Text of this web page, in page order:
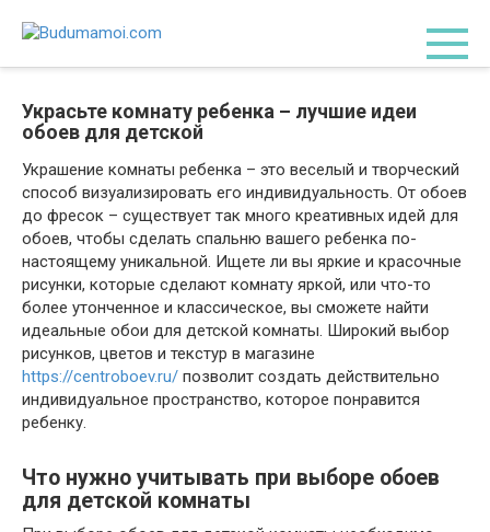
Украсьте комнату ребенка – лучшие идеи
обоев для детской
Украшение комнаты ребенка – это веселый и творческий
способ визуализировать его индивидуальность. От обоев
до фресок – существует так много креативных идей для
обоев, чтобы сделать спальню вашего ребенка по-
настоящему уникальной. Ищете ли вы яркие и красочные
рисунки, которые сделают комнату яркой, или что-то
более утонченное и классическое, вы сможете найти
идеальные обои для детской комнаты. Широкий выбор
рисунков, цветов и текстур в магазине
https://centroboev.ru/ позволит создать действительно
индивидуальное пространство, которое понравится
ребенку.
Что нужно учитывать при выборе обоев
для детской комнаты